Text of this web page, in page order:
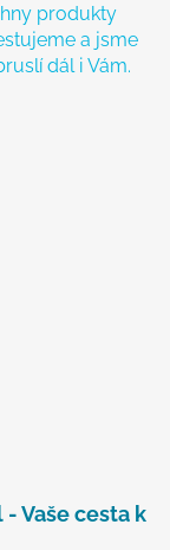
produkty
a jsme
dál i Vám.
Vaše cesta k